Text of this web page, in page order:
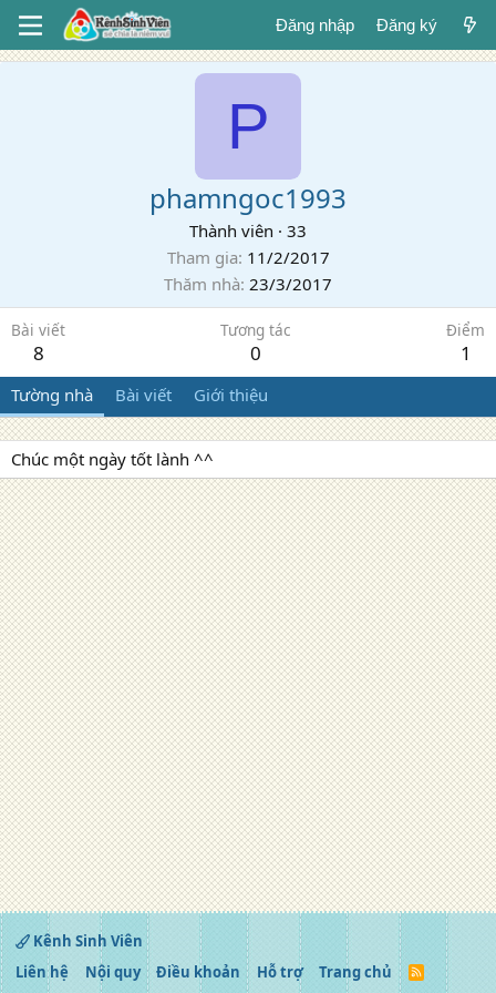
Đăng nhập Đăng ký
P
phamngoc1993
Thành viên · 33
Tham gia 11/2/2017
Thăm nhà 23/3/2017
Bài viết
8
Tương tác
0
Điểm
1
Tường nhà Bài viết Giới thiệu
Chúc một ngày tốt lành ^^
Kênh Sinh Viên
Liên hệ
Nội quy Điều khoản Hỗ trợ Trang chủ
R